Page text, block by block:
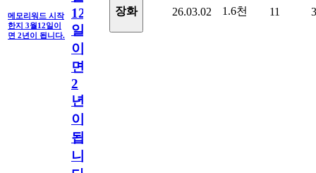
메모리워드 시작
한지 3월12일이
면 2년이 됩니다.
12
일
이
면
2
년
이
됩
니
장화 26.03.02 1.6천 11 3